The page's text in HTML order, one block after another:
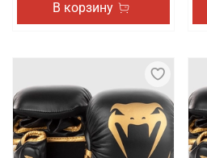
В корзину